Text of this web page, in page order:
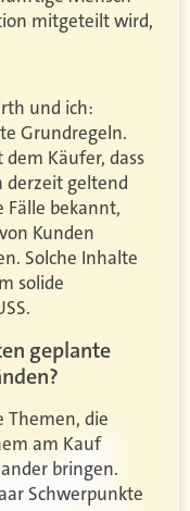
mitgeteilt wird,
und ich:
Grundregeln.
Käufer, dass
derzeit geltend
Fälle bekannt,
Kunden
Solche Inhalte
solide
geplante
Themen, die
am Kauf
bringen.
Schwerpunkte